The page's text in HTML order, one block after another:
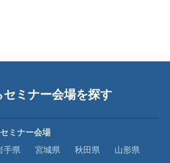
ミナー会場を探す
ミナー会場
手県 宮城県 秋田県
山形県